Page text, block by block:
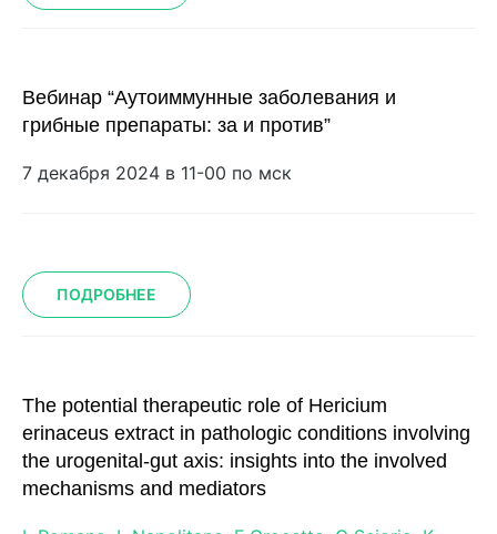
Вебинар “Аутоиммунные заболевания и
грибные препараты: за и против”
7 декабря 2024 в 11-00 по мск
ПОДРОБНЕЕ
The potential therapeutic role of Hericium
erinaceus extract in pathologic conditions involving
the urogenital-gut axis: insights into the involved
mechanisms and mediators